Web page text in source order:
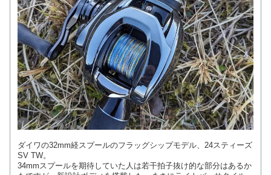
ダイワの32mm経スプールのフラッグシップモデル、24スティーズ
SV TW。
34mmスプールを期待していた人は若干拍子抜け的な部分はあるか